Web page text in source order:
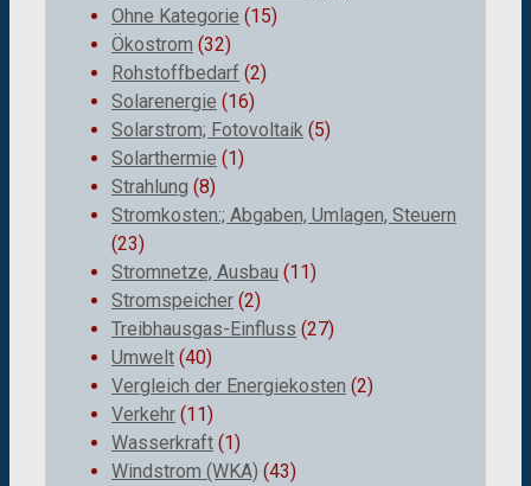
Ohne Kategorie (15)
Ökostrom (32)
Rohstoffbedarf (2)
Solarenergie (16)
Solarstrom; Fotovoltaik (5)
Solarthermie (1)
Strahlung (8)
Stromkosten:; Abgaben, Umlagen, Steuern
(23)
Stromnetze, Ausbau (11)
Stromspeicher (2)
Treibhausgas-Einfluss (27)
Umwelt (40)
Vergleich der Energiekosten (2)
Verkehr (11)
Wasserkraft (1)
Windstrom (WKA) (43)